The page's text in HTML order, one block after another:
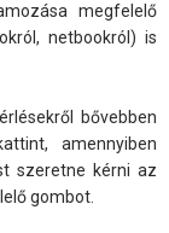
megfelelő
netbookról) is
bővebben
amennyiben
szeretne kérni az
gombot.